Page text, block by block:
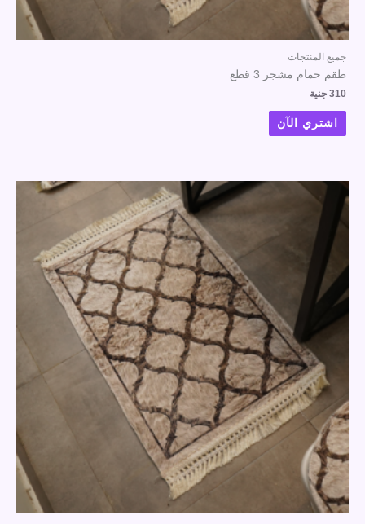
جميع المنتجات
طقم حمام مشجر 3 قطع
310 جنية
اشتري الآن